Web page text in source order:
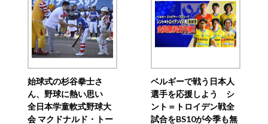
始球式の杉谷拳士さ
ん、野球に熱い思い
全日本学童軟式野球大
会 マクドナルド・トー
ベルギーで戦う日本人
選手を応援しよう シ
ント＝トロイデン戦全
試合をBS10が今季も無